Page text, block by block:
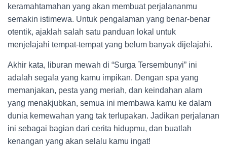
keramahtamahan yang akan membuat perjalananmu
semakin istimewa. Untuk pengalaman yang benar-benar
otentik, ajaklah salah satu panduan lokal untuk
menjelajahi tempat-tempat yang belum banyak dijelajahi.
Akhir kata, liburan mewah di “Surga Tersembunyi” ini
adalah segala yang kamu impikan. Dengan spa yang
memanjakan, pesta yang meriah, dan keindahan alam
yang menakjubkan, semua ini membawa kamu ke dalam
dunia kemewahan yang tak terlupakan. Jadikan perjalanan
ini sebagai bagian dari cerita hidupmu, dan buatlah
kenangan yang akan selalu kamu ingat!